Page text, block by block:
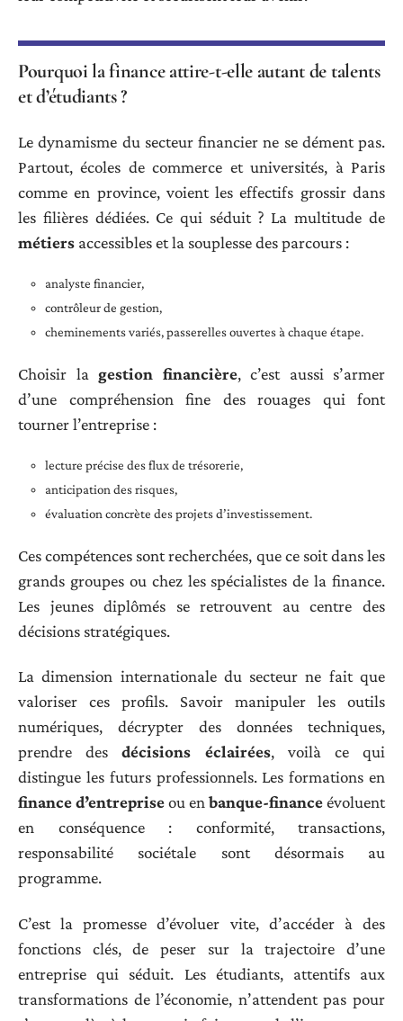
Pourquoi la finance attire-t-elle autant de talents
et d’étudiants ?
Le dynamisme du secteur financier ne se dément pas.
Partout, écoles de commerce et universités, à Paris
comme en province, voient les effectifs grossir dans
les filières dédiées. Ce qui séduit ? La multitude de
métiers accessibles et la souplesse des parcours :
analyste financier,
contrôleur de gestion,
cheminements variés, passerelles ouvertes à chaque étape.
Choisir la gestion financière, c’est aussi s’armer
d’une compréhension fine des rouages qui font
tourner l’entreprise :
lecture précise des flux de trésorerie,
anticipation des risques,
évaluation concrète des projets d’investissement.
Ces compétences sont recherchées, que ce soit dans les
grands groupes ou chez les spécialistes de la finance.
Les jeunes diplômés se retrouvent au centre des
décisions stratégiques.
La dimension internationale du secteur ne fait que
valoriser ces profils. Savoir manipuler les outils
numériques, décrypter des données techniques,
prendre desdécisions éclairées, voilà ce qui
distingue les futurs professionnels. Les formations en
finance d’entrepriseou enbanque-financeévoluent
en conséquence : conformité, transactions,
responsabilité sociétale sont désormais au
programme.
C’est la promesse d’évoluer vite, d’accéder à des
fonctions clés, de peser sur la trajectoire d’une
entreprise qui séduit. Les étudiants, attentifs aux
transformations de l’économie, n’attendent pas pour